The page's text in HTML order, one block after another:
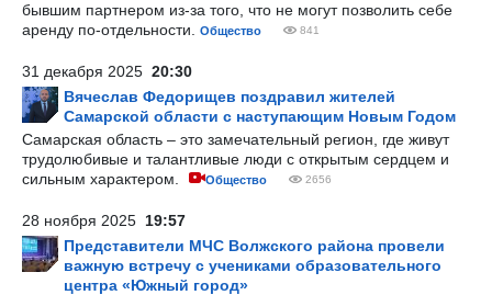
бывшим партнером из-за того, что не могут позволить себе
аренду по-отдельности.
Общество 841
31 декабря 2025 20:30
Вячеслав Федорищев поздравил жителей
Самарской области с наступающим Новым Годом
Самарская область – это замечательный регион, где живут
трудолюбивые и талантливые люди с открытым сердцем и
сильным характером.
Общество 2656
28 ноября 2025 19:57
Представители МЧС Волжского района провели
важную встречу с учениками образовательного
центра «Южный город»